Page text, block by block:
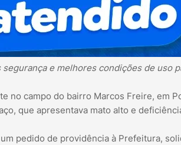
e melhores condições de uso
no campo do bairro Marcos Freire, em
que apresentava mato alto e
pedido de providência à Prefeitura,